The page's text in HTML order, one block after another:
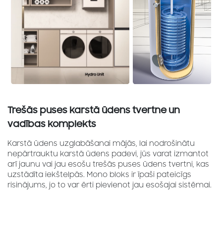
Trešās puses karstā ūdens tvertne un
vadības komplekts
Karstā ūdens uzglabāšanai mājās, lai nodrošinātu
nepārtrauktu karstā ūdens padevi, jūs varat izmantot
arī jaunu vai jau esošu trešās puses ūdens tvertni, kas
uzstādīta iekštelpās. Mono bloks ir īpaši pateicīgs
risinājums, jo to var ērti pievienot jau esošajai sistēmai.